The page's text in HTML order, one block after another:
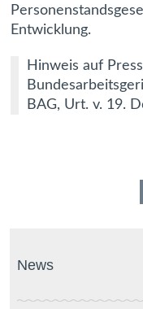
Entwicklung.
Hinweis auf
BAG, Urt. v. 19.
News